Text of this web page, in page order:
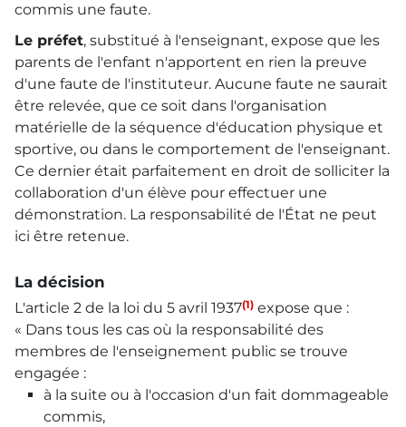
commis une faute.
Le préfet, substitué à l'enseignant, expose que les
parents de l'enfant n'apportent en rien la preuve
d'une faute de l'instituteur. Aucune faute ne saurait
être relevée, que ce soit dans l'organisation
matérielle de la séquence d'éducation physique et
sportive, ou dans le comportement de l'enseignant.
Ce dernier était parfaitement en droit de solliciter la
collaboration d'un élève pour effectuer une
démonstration. La responsabilité de l'État ne peut
ici être retenue.
La décision
L'article 2 de la loi du 5 avril 1937(1) expose que :
« Dans tous les cas où la responsabilité des
membres de l'enseignement public se trouve
engagée :
à la suite ou à l'occasion d'un fait dommageable
commis,